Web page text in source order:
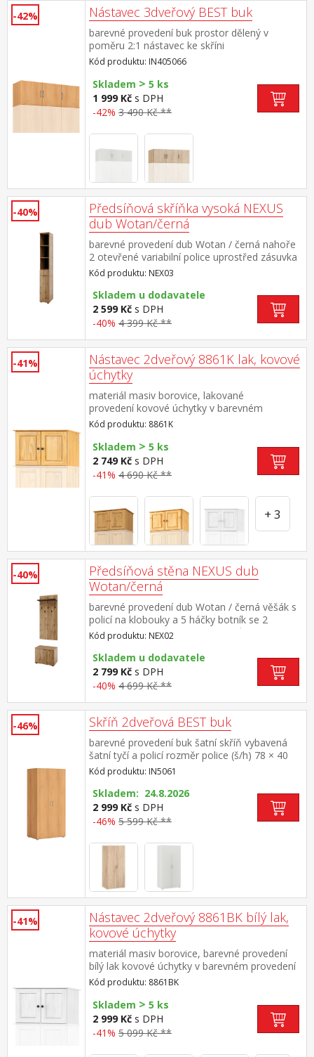
-42% Nástavec 3dveřový BEST buk
barevné provedení buk prostor dělený v
poměru 2:1 nástavec ke skříni
IN5066 nástavec je součástí skříně a nelze jej
sestavit samostatně
Kód produktu: IN405066
Skladem > 5 ks
1 999 Kč s DPH
-42% 3 490 Kč **
-40%
Předsíňová skříňka vysoká NEXUS
dub Wotan/černá
barevné provedení dub Wotan / černá nahoře
2 otevřené variabilní police uprostřed zásuvka
s kovovými pojezdy dole skříňka s dvířky a 2
variabilními policemi montáž dvířek možná na
L/P stranu maximální nosnosti polic a zásuvky
jsou uvedeny v návodu k montáži součást
sestavy NEXUS
Kód produktu: NEX03
Skladem u dodavatele
2 599 Kč s DPH
-40% 4 399 Kč **
-41%
Nástavec 2dveřový 8861K lak, kovové
úchytky
materiál masiv borovice, lakované
provedení kovové úchytky v barevném
provedení černěná mosaz nástavec pro skříň
8860K nebo 8850K
Kód produktu: 8861K
Skladem > 5 ks
2 749 Kč s DPH
-41% 4 690 Kč **
+ 3
-40%
Předsíňová stěna NEXUS dub
Wotan/černá
barevné provedení dub Wotan / černá věšák s
policí na klobouky a 5 háčky botník se 2
variabilními policemi pro až 9 párů bot a
výklopnými dveřmi maximální nosnosti polic
jsou uvedeny v návodu k montáži součást
sestavy NEXUS
Kód produktu: NEX02
Skladem u dodavatele
2 799 Kč s DPH
-40% 4 699 Kč **
-46% Skříň 2dveřová BEST buk
barevné provedení buk šatní skříň vybavená
šatní tyčí a policí rozměr police (š/h) 78 × 40
cm ke skříni je možno dokoupit nástavec
IN405061
Kód produktu: IN5061
Skladem: 24.8.2026
2 999 Kč s DPH
-46% 5 599 Kč **
-41%
Nástavec 2dveřový 8861BK bílý lak,
kovové úchytky
materiál masiv borovice, barevné provedení
bílý lak kovové úchytky v barevném provedení
černěná mosaz nástavec pro skříň 8860BK
nebo 8850BK
Kód produktu: 8861BK
Skladem > 5 ks
2 999 Kč s DPH
-41% 5 099 Kč **